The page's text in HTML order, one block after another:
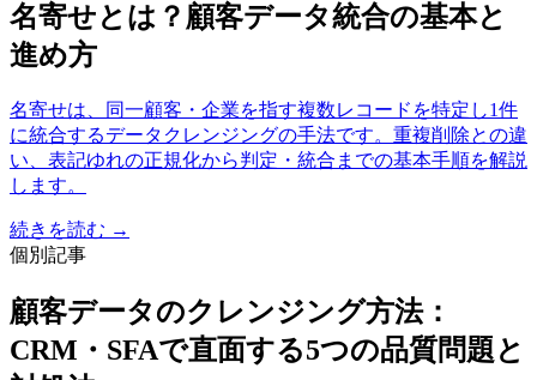
名寄せとは？顧客データ統合の基本と
進め方
名寄せは、同一顧客・企業を指す複数レコードを特定し1件
に統合するデータクレンジングの手法です。重複削除との違
い、表記ゆれの正規化から判定・統合までの基本手順を解説
します。
続きを読む →
個別記事
顧客データのクレンジング方法：
CRM・SFAで直面する5つの品質問題と